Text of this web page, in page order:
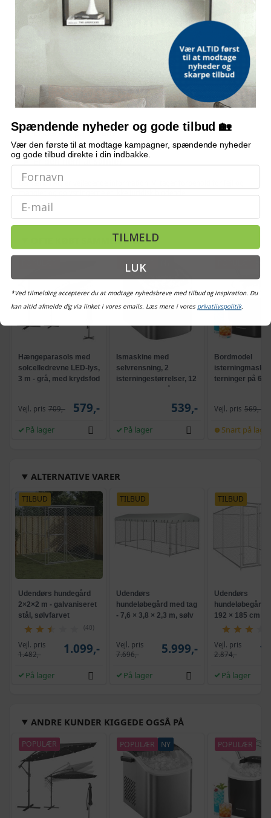
Hvor stor er løbegården?
Hvilket materiale er den lavet af?
Er der lås på døren?
Er den nem at samle?
Bemærk: FAQ er vejledende information. Vi tager forbehold for fejl og
mangler, og oplysningerne er ikke juridisk bindende.
OFTE KØBT SAMMEN MED
Hængeparasols med
solcelledrevne LED-lys,
3 m - grå, med krydsfod
Vejl. pris 709,- 579,-
På lager
POPULÆR
Ismaskine med
selvrensning, 2
isterningestørrelser, 12
539,-
På lager
Bordmodel
terninger på 6
Vejl. pris 569,-
Snart på lager
ALTERNATIVE VARER
TILBUD
Udendørs hundegård
2×2×2 m - galvaniseret
stål, sølvfarvet
(40)
Vejl. pris
1.482,-
1.099,-
På lager
TILBUD
Udendørs
hundeløbegård med tag
- 7,6 × 3,8 × 2,3 m, sølv
Vejl. pris
7.696,-
5.999,-
På lager
TILBUD
Udendørs
hundeløbegård
192 × 185 cm -
galvaniseret stål
Vejl. pris
2.874,-
På lager
ANDRE KUNDER KIGGEDE OGSÅ PÅ
POPULÆR POPULÆR NY POPULÆR
Spændende nyheder og gode tilbud 🏡
Vær den første til at modtage kampagner, spændende nyheder
og gode tilbud direkte i din indbakke.
Email
TILMELD
LUK
*Ved tilmelding accepterer du at modtage nyhedsbreve med tilbud og inspiration. Du
kan altid afmelde dig via linket i vores emails. Læs mere i vores privatlivspolitik.